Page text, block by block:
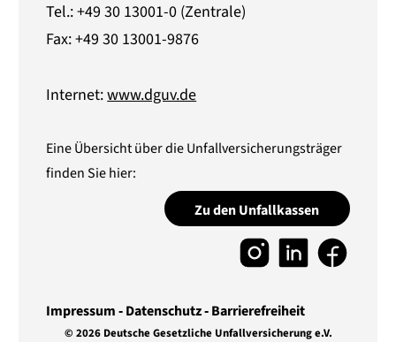
Tel.: +49 30 13001-0 (Zentrale)
Fax: +49 30 13001-9876
Internet:www.dguv.de
Eine Übersicht über die Unfallversicherungsträger
finden Sie hier:
Zu den Unfallkassen
Impressum Datenschutz Barrierefreiheit
© 2026 Deutsche Gesetzliche Unfallversicherung e.V.